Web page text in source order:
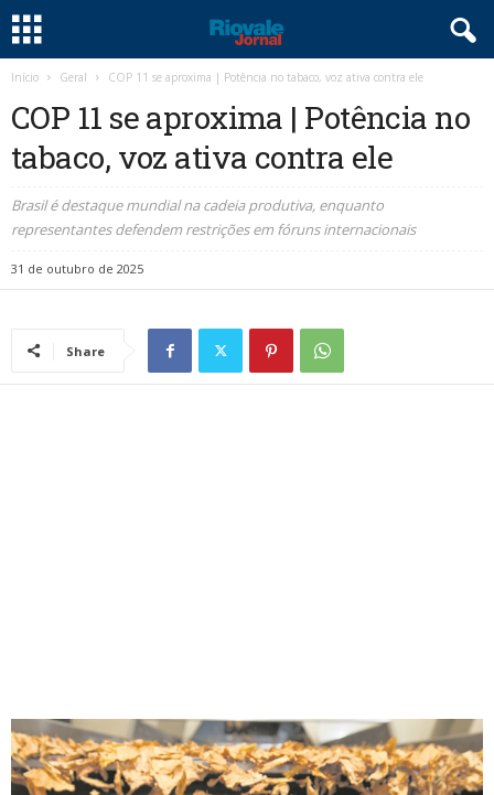
Início Geral COP 11 se aproxima | Potência no tabaco, voz ativa contra ele
COP 11 se aproxima | Potência no
tabaco, voz ativa contra ele
Brasil é destaque mundial na cadeia produtiva, enquanto
representantes defendem restrições em fóruns internacionais
31 de outubro de 2025
Share